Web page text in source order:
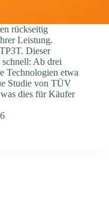
rückseitig
Leistung.
Dieser
Ab drei
Technologien etwa
Studie von TÜV
dies für Käufer